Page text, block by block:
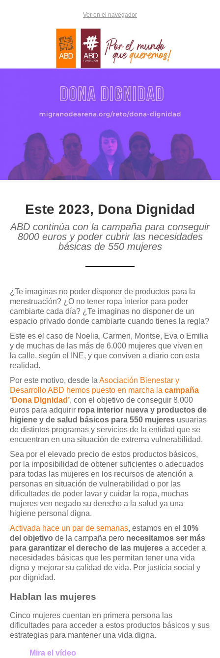
Ver en el navegador
Este 2023, Dona Dignidad
ABD continúa con la campaña para conseguir
8000 euros y poder cubrir las necesidades
básicas de 550 mujeres
¿Te imaginas no poder disponer de productos para la
menstruación? ¿O no tener ropa interior para poder
cambiarte cada día? ¿Te imaginas no disponer de un
espacio privado donde cambiarte cuando tienes la regla?
Este es el caso de Noelia, Carmen, Montse, Eva o Emilia
y de muchas de las más de 6.000 mujeres que viven en
la calle, según el INE, y que conviven a diario con esta
realidad.
Por este motivo, desde la Asociación Bienestar y
Desarrollo ABD hemos puesto en marcha la campaña
‘Dona Dignidad’, con el objetivo de conseguir 8.000
euros para adquirir ropa interior nueva y productos de
higiene y de salud básicos para 550 mujeres usuarias
de distintos programas y servicios de la entidad que se
encuentran en una situación de extrema vulnerabilidad.
Sea por el elevado precio de estos productos básicos,
por la imposibilidad de obtener suficientes o adecuados
para todas las mujeres en los recursos de atención a
personas en situación de vulnerabilidad o por las
dificultades de poder lavar y cuidar la ropa, muchas
mujeres ven negado su derecho a la salud ya una
higiene personal digna.
Activada hace un par de semanas, estamos en el 10%
del objetivo de la campaña pero necesitamos ser más
para garantizar el derecho de las mujeres a acceder a
necesidades básicas que les permitan tener una vida
digna y mejorar su calidad de vida. Por justicia social y
por dignidad.
Hablan las mujeres
Cinco mujeres cuentan en primera persona las
dificultades para acceder a estos productos básicos y sus
estrategias para mantener una vida digna.
Mira el vídeo